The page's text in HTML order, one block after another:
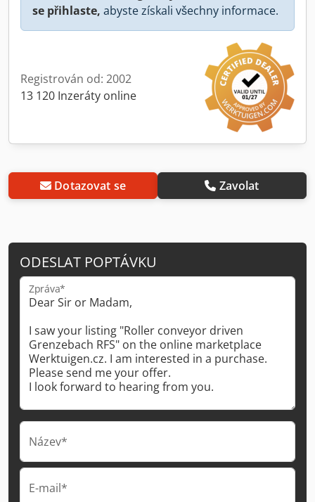
se přihlaste, abyste získali všechny informace.
Registrován od: 2002
13 120 Inzeráty online
Dotazovat se Zavolat
ODESLAT POPTÁVKU
Zpráva*
Název*
E-mail*